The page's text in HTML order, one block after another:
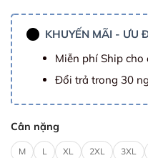
KHUYẾN MÃI - ƯU
Miễn phí Ship
Đổi trả trong 30
Cân nặng
2XL 3XL
L
M XL